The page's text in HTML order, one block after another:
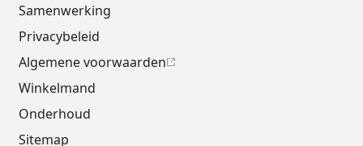
Samenwerking
Privacybeleid
Algemene voorwaarden
Winkelmand
Onderhoud
Sitemap